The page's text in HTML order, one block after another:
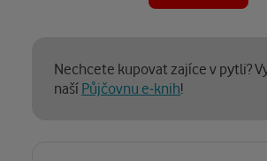
Nechcete kupovat zajíce v pytli?
našíPůjčovnu e-knih!